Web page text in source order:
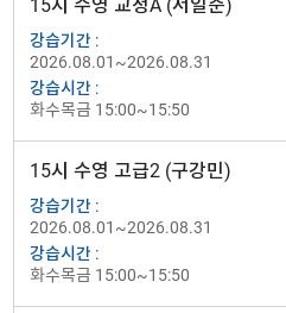
15시 수영 교정A (서일준)
강습기간 :
2026.08.01~2026.08.31
강습시간 :
화수목금 15:00~15:50
15시 수영 고급2 (구강민)
강습기간 :
2026.08.01~2026.08.31
강습시간 :
화수목금 15:00~15:50